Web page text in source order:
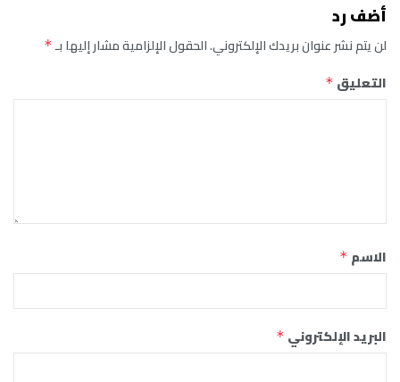
أضف رد
لن يتم نشر عنوان بريدك الإلكتروني.الحقول الإلزامية مشار إليها بـ*
التعليق *
الاسم *
البريد الإلكتروني *